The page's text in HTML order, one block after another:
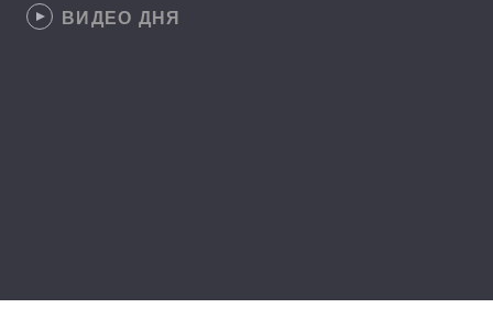
ВИДЕО ДНЯ